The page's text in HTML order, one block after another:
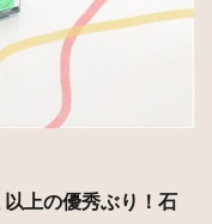
上の優秀ぶり！石